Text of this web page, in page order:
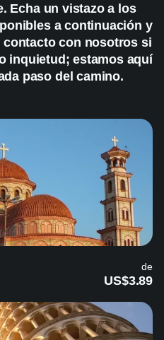
Echa un vistazo a los
a continuación y
contacto con nosotros si
inquietud; estamos aquí
paso del camino.
de
US$3.89